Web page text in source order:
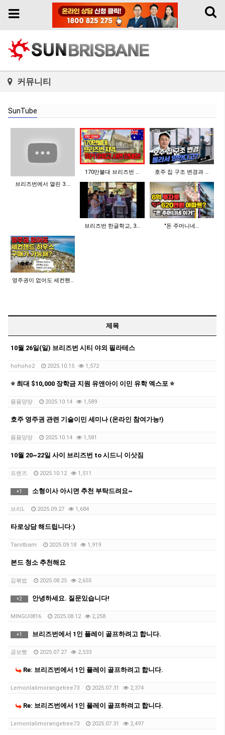
Toggle
Toggle
커뮤니티
SunTube
브리즈번에서 열린 3.…
170만불대 브리즈번 … 호주 집 구조 변경과 …
브리즈번 한글학교, 3… "돈 주머니네…
영주권이 없어도 세컨핸…
제목
10월 26일(일) 브리즈번 시티 야외 필라테스
hohoho2 2025.10.15 1,572
⭐️ 최대 $10,000 장학금 지원 유앤아이 이민 유학 엑스포 ⭐️
묨묨먕먕 2025.10.14 1,589
호주 영주권 관련 기술이민 세미나 (온라인 참여가능!)
묨묨먕먕 2025.10.14 1,581
10월 20~22일 사이 브리즈번 to 시드니 이삿짐
프렌즈 2025.10.12 1,511
+1 소형이사 아시면 추천 부탁드려요~
브리L 2025.09.27 1,684
타로상담 해드립니다:)
Tarotbam 2025.09.18 1,919
본드 청소 추천해요
김볶밥 2025.08.25 2,655
+2 안녕하세요. 질문있습니다!
MINGU0816 2025.08.12 2,258
+1 브리즈번에서 1인 플레이 골프하려고 합니다.
곰보빵 2025.07.27 2,533
Re: 브리즈번에서 1인 플레이 골프하려고 합니다.
Lemonlalimorangetree73 2025.07.31 2,374
Re: 브리즈번에서 1인 플레이 골프하려고 합니다.
Lemonlalimorangetree73 2025.07.31 2,497